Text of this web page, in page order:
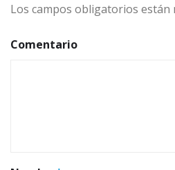
Los campos obligatorios están
Comentario